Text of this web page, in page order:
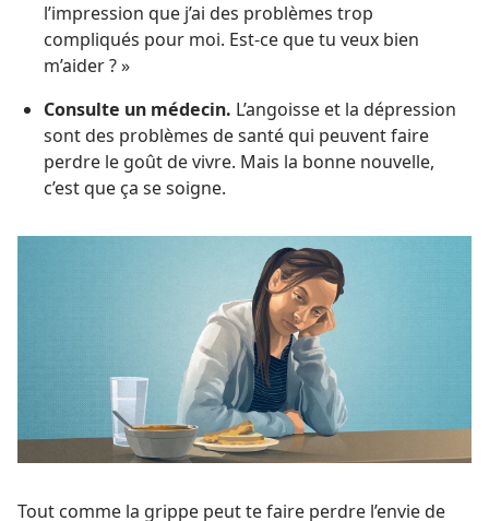
l’impression que j’ai des problèmes trop
compliqués pour moi. Est-ce que tu veux bien
m’aider ? »
Consulte un médecin. L’angoisse et la dépression
sont des problèmes de santé qui peuvent faire
perdre le goût de vivre. Mais la bonne nouvelle,
c’est que ça se soigne.
Tout comme la grippe peut te faire perdre l’envie de